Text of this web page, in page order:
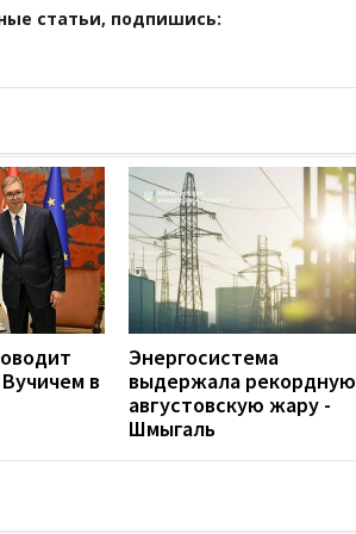
статьи, подпишись:
в
Энергосистема
выдержала рекордную
августовскую жару -
Шмыгаль